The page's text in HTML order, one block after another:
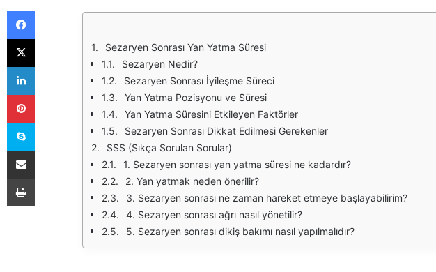
Sezaryen Sonrası Yan Yatma Süresi
Sezaryen Nedir?
Sezaryen Sonrası İyileşme Süreci
Yan Yatma Pozisyonu ve Süresi
Yan Yatma Süresini Etkileyen Faktörler
Sezaryen Sonrası Dikkat Edilmesi Gerekenler
SSS (Sıkça Sorulan Sorular)
1. Sezaryen sonrası yan yatma süresi ne kadardır?
2. Yan yatmak neden önerilir?
3. Sezaryen sonrası ne zaman hareket etmeye başlayabilirim?
4. Sezaryen sonrası ağrı nasıl yönetilir?
5. Sezaryen sonrası dikiş bakımı nasıl yapılmalıdır?
Facebook
X
LinkedIn
Pinterest
Skype
E-Posta ile paylaş